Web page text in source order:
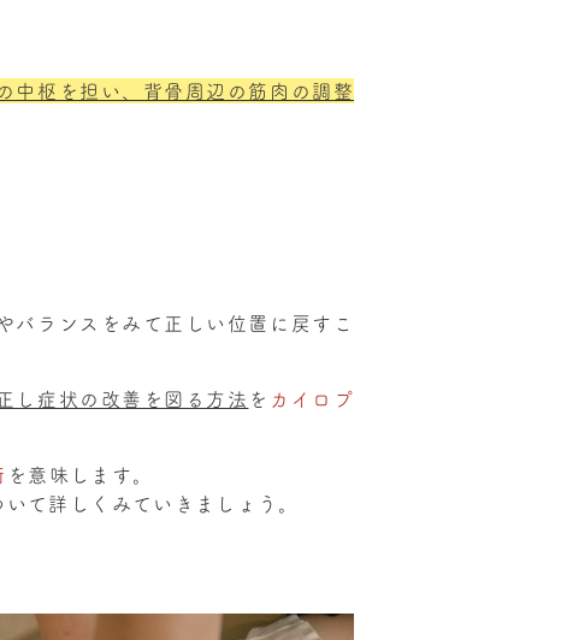
中枢を担い、背骨周辺の筋肉の調整
バランスをみて正しい位置に戻すこ
し症状の改善を図る方法 を カイロプ
を意味します。
いて詳しくみていきましょう。